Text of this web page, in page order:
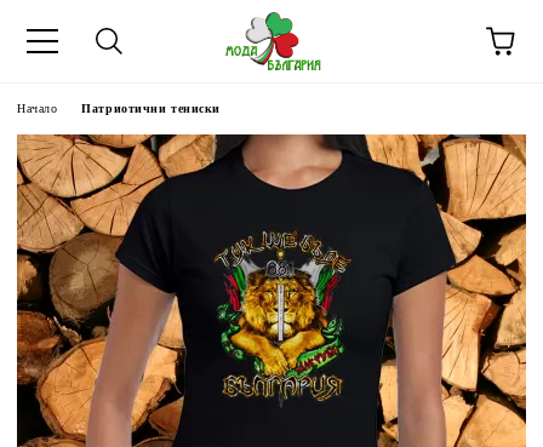
Начало Патриотични тениски